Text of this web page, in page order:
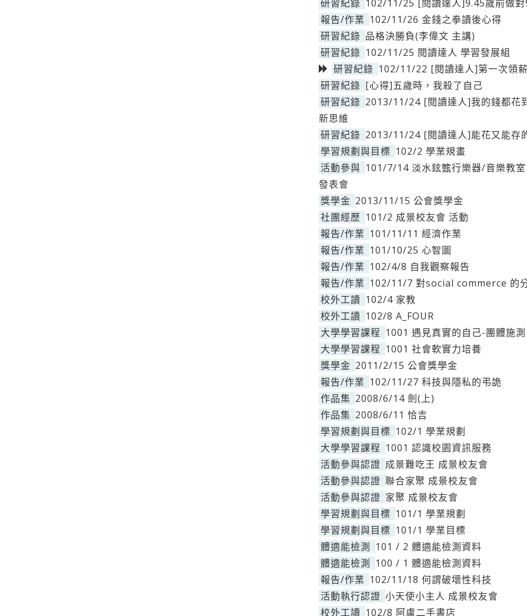
研習紀錄 102/11/25 [閱讀達人]9.45歲前做
報告/作業 102/11/26 金錢之拳讀後心得
研習紀錄 品格決勝負(李偉文 主講)
研習紀錄 102/11/25 閱讀達人 學習發展組
研習紀錄 102/11/22 [閱讀達人]第一次領
研習紀錄 [心得]五歲時，我殺了自己
研習紀錄 2013/11/24 [閱讀達人]我的錢都花
新思維
研習紀錄 2013/11/24 [閱讀達人]能花又能存
學習規劃與目標 102/2 學業規畫
活動參與 101/7/14 淡水鉉籈行樂器/音樂教
發表會
獎學金 2013/11/15 公會獎學金
社團經歷 101/2 成景校友會 活動
報告/作業 101/11/11 經濟作業
報告/作業 101/10/25 心智圖
報告/作業 102/4/8 自我觀察報告
報告/作業 102/11/7 對social commerce 的
校外工讀 102/4 家教
校外工讀 102/8 A_FOUR
大學學習課程 1001 遇見真實的自己-團體施測
大學學習課程 1001 社會軟實力培養
獎學金 2011/2/15 公會獎學金
報告/作業 102/11/27 科技與隱私的弔詭
作品集 2008/6/14 劍(上)
作品集 2008/6/11 恰吉
學習規劃與目標 102/1 學業規劃
大學學習課程 1001 認識校園資訊服務
活動參與認證 成景難吃王 成景校友會
活動參與認證 聯合家聚 成景校友會
活動參與認證 家聚 成景校友會
學習規劃與目標 101/1 學業規劃
學習規劃與目標 101/1 學業目標
體適能檢測 101 / 2 體適能檢測資料
體適能檢測 100 / 1 體適能檢測資料
報告/作業 102/11/18 何謂破壞性科技
活動執行認證 小天使小主人 成景校友會
校外工讀 102/8 阿盧二手書店